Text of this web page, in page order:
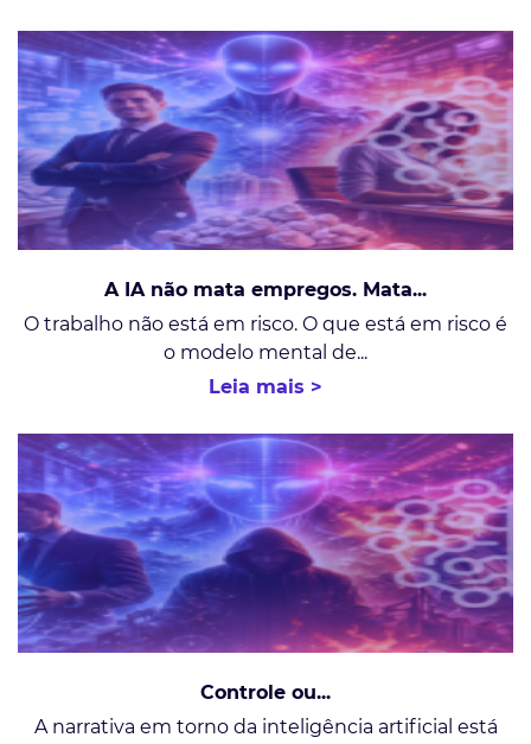
A IA não mata empregos. Mata...
O trabalho não está em risco. O que está em risco é
o modelo mental de...
Leia mais >
Controle ou...
A narrativa em torno da inteligência artificial está